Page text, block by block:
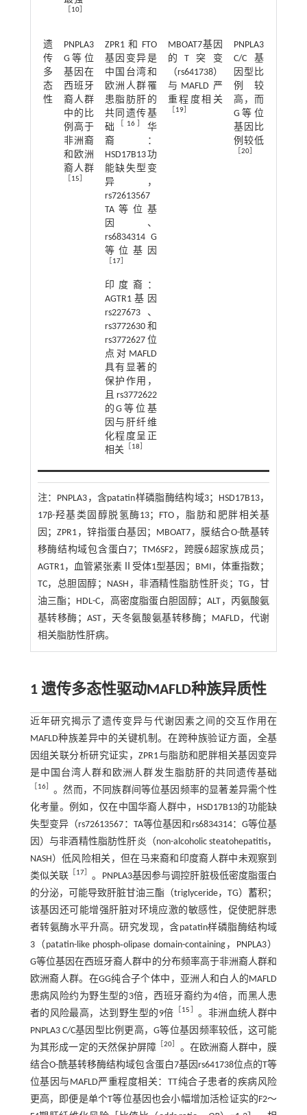
［10］
遗
传
多
态
性
PNPLA3
G等位
基因在
西班牙
裔人群
中的比
例高于
非洲裔
和欧洲
裔人群
［15］
ZPR1和FTO
基因变异是
中国台湾和
欧洲人群罹
患脂肪肝的
共同遗传基
础
［ 16］ 华
裔：
HSD17B13功
能缺失型变
异，
rs72613567
TA等位基
因、
rs6834314 G
等位基因
［17］
印度裔：
AGTR1基因
rs227673、
rs3772630和
rs3772627位
点对MAFLD
具有显著的
保护作用，
且rs3772622
的G等位基
因与肝纤维
化程度呈正
相关 ［18］
MBOAT7基因
的T突变
（rs641738）
与MAFLD严
重程度相关
［19］
PNPLA3
C/C基
因型比
例较
高，而
G等位
基因比
例较低
［20］
注： PNPLA3，含patatin样磷脂酶结构域3；HSD17B13，
17β-羟基类固醇脱氢酶13；FTO，脂肪和肥胖相关基
因；ZPR1，锌指蛋白基因；MBOAT7，膜结合O-酰基转
移酶结构域包含蛋白7；TM6SF2，跨膜6超家族成员；
AGTR1，血管紧张素Ⅱ受体1型基因；BMI，体重指数；
TC，总胆固醇；NASH，非酒精性脂肪性肝炎；TG，甘
油三酯；HDL-C，高密度脂蛋白胆固醇；ALT，丙氨酸氨
基转移酶；AST，天冬氨酸氨基转移酶；MAFLD，代谢
相关脂肪性肝病。
1 遗传多态性驱动MAFLD种族异质性
近年研究揭示了遗传变异与代谢因素之间的交互作用在
MAFLD种族差异中的关键机制。在跨种族验证方面，全基
因组关联分析研究证实，ZPR1与脂肪和肥胖相关基因变异
是中国台湾人群和欧洲人群发生脂肪肝的共同遗传基础
［16］ 。然而，不同族群间等位基因频率的显著差异需个性
化考量。例如，仅在中国华裔人群中，HSD17B13的功能缺
失型变异（rs72613567：TA等位基因和rs6834314：G等位基
因）与非酒精性脂肪性肝炎（non-alcoholic steatohepatitis，
NASH）低风险相关，但在马来裔和印度裔人群中未观察到
类似关联 ［17］ 。PNPLA3基因参与调控肝脏极低密度脂蛋白
的分泌，可能导致肝脏甘油三酯（triglyceride，TG）蓄积；
该基因还可能增强肝脏对环境应激的敏感性，促使肥胖患
者转氨酶水平升高。研究发现，含patatin样磷脂酶结构域
3（patatin-like phosph‑olipase domain-containing，PNPLA3）
G等位基因在西班牙裔人群中的分布频率高于非洲裔人群和
欧洲裔人群。在GG纯合子个体中，亚洲人和白人的MAFLD
患病风险约为野生型的3倍，西班牙裔约为4倍，而黑人患
者的风险最高，达到野生型的9倍 ［15］ 。非洲血统人群中
PNPLA3 C/C基因型比例更高，G等位基因频率较低，这可能
为其形成一定的天然保护屏障 ［20］ 。在欧洲裔人群中，膜
结合O-酰基转移酶结构域包含蛋白7基因rs641738位点的T等
位基因与MAFLD严重程度相关：TT纯合子患者的疾病风险
更高，即便是单个T等位基因也会小幅增加活检证实的F2～